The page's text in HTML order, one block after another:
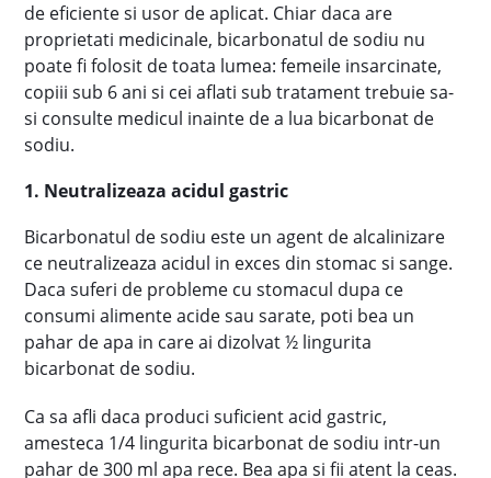
de eficiente si usor de aplicat. Chiar daca are
proprietati medicinale, bicarbonatul de sodiu nu
poate fi folosit de toata lumea: femeile insarcinate,
copiii sub 6 ani si cei aflati sub tratament trebuie sa-
si consulte medicul inainte de a lua bicarbonat de
sodiu.
1. Neutralizeaza acidul gastric
Bicarbonatul de sodiu este un agent de alcalinizare
ce neutralizeaza acidul in exces din stomac si sange.
Daca suferi de probleme cu stomacul dupa ce
consumi alimente acide sau sarate, poti bea un
pahar de apa in care ai dizolvat ½ lingurita
bicarbonat de sodiu.
Ca sa afli daca produci suficient acid gastric,
amesteca 1/4 lingurita bicarbonat de sodiu intr-un
pahar de 300 ml apa rece. Bea apa si fii atent la ceas.